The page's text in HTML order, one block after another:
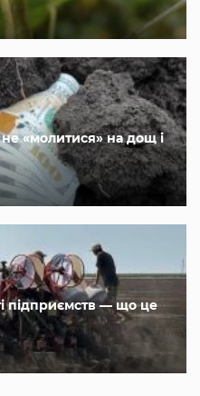
«молитися» на дощ і
підприємств — що це